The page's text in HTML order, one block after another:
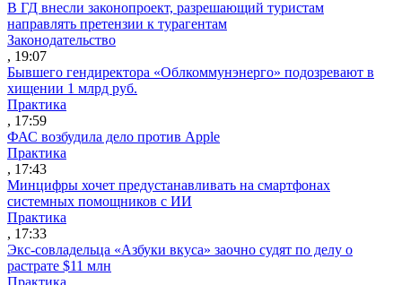
В ГД внесли законопроект, разрешающий туристам
направлять претензии к турагентам
Законодательство
, 19:07
Бывшего гендиректора «Облкоммунэнерго» подозревают в
хищении 1 млрд руб.
Практика
, 17:59
ФАС возбудила дело против Apple
Практика
, 17:43
Минцифры хочет предустанавливать на смартфонах
системных помощников с ИИ
Практика
, 17:33
Экс-совладельца «Азбуки вкуса» заочно судят по делу о
растрате $11 млн
Практика